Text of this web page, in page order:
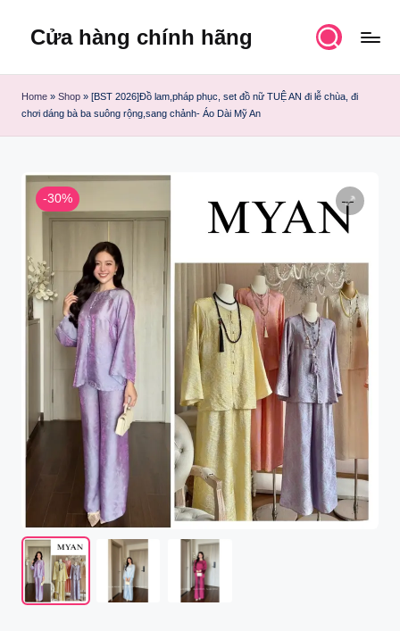
Cửa hàng chính hãng
Home » Shop » [BST 2026]Đồ lam,pháp phục, set đồ nữ TUỆ AN đi lễ chùa, đi
chơi dáng bà ba suông rộng,sang chảnh- Áo Dài Mỹ An
-30%